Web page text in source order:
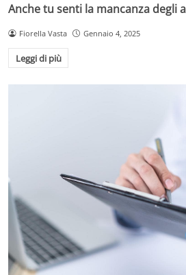
Anche tu senti la mancanza degli
Fiorella Vasta Gennaio 4, 2025
Leggi di più